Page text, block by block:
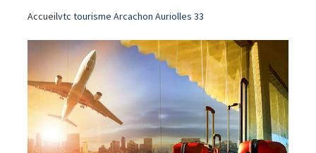
Accueilvtc tourisme Arcachon Auriolles 33